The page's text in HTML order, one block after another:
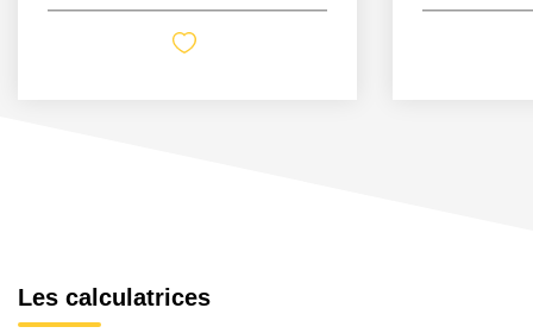
Les calculatrices